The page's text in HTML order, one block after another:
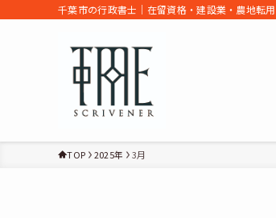
千葉市の行政書士｜在留資格・建設業・農地転
TOP 2025年 3月